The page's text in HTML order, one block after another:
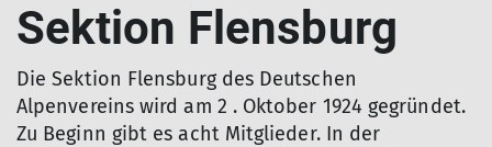
Sektion Flensburg
Die Sektion Flensburg des Deutschen
Alpenvereins wird am 2 . Oktober 1924 gegründet.
Zu Beginn gibt es acht Mitglieder. In der